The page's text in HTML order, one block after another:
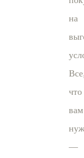
на
что
вам
—